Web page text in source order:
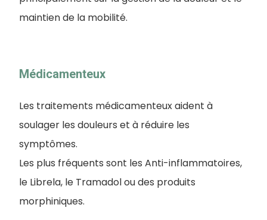
maintien de la mobilité.
Médicamenteux
Les traitements médicamenteux aident à
soulager les douleurs et à réduire les
symptômes.
Les plus fréquents sont les Anti-inflammatoires,
le Librela, le Tramadol ou des produits
morphiniques.